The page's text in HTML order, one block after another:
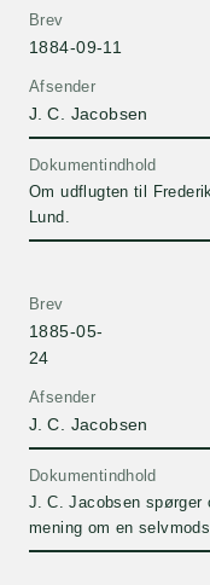
Afsender
J. C. Jacobsen
Brev
1884-09-11
Dokumentindhold
Om udflugten til
Lund.
Afsender
J. C. Jacobsen
Brev
1885-05-
24
Dokumentindhold
J. C. Jacobsen spørger
mening om en
Ugeblad'.